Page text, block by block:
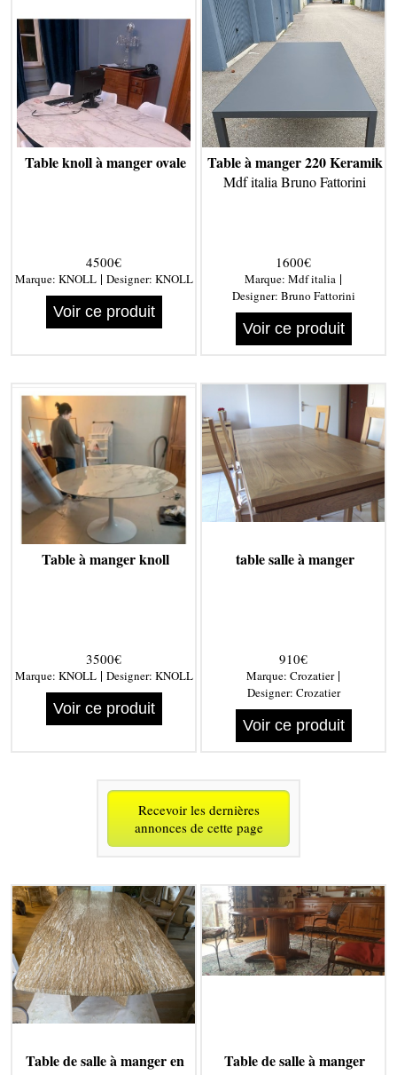
Table knoll à manger ovale
4500€
Marque: KNOLL| Designer: KNOLL
Voir ce produit
Table à manger 220 Keramik
Mdf italia Bruno Fattorini
1600€
Marque: Mdf italia |
Designer: Bruno Fattorini
Voir ce produit
Table à manger knoll
3500€
Marque: KNOLL| Designer: KNOLL
Voir ce produit
table salle à manger
910€
Marque: Crozatier|
Designer: Crozatier
Voir ce produit
Recevoir les dernières
annonces de cette page
Table de salle à manger en
Table de salle à manger